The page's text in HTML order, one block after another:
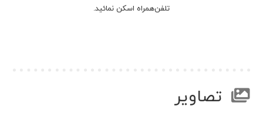
تلفن‌همراه اسکن نمائید.
تصاویر